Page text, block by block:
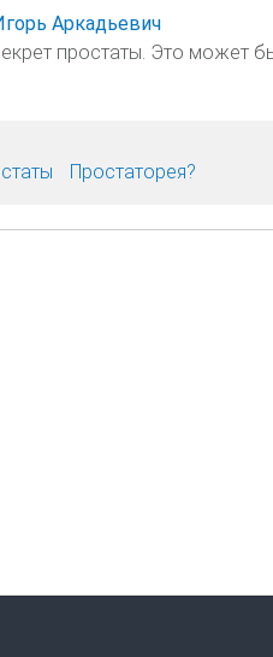
Аркадьевич
простаты. Это может
Простаторея?